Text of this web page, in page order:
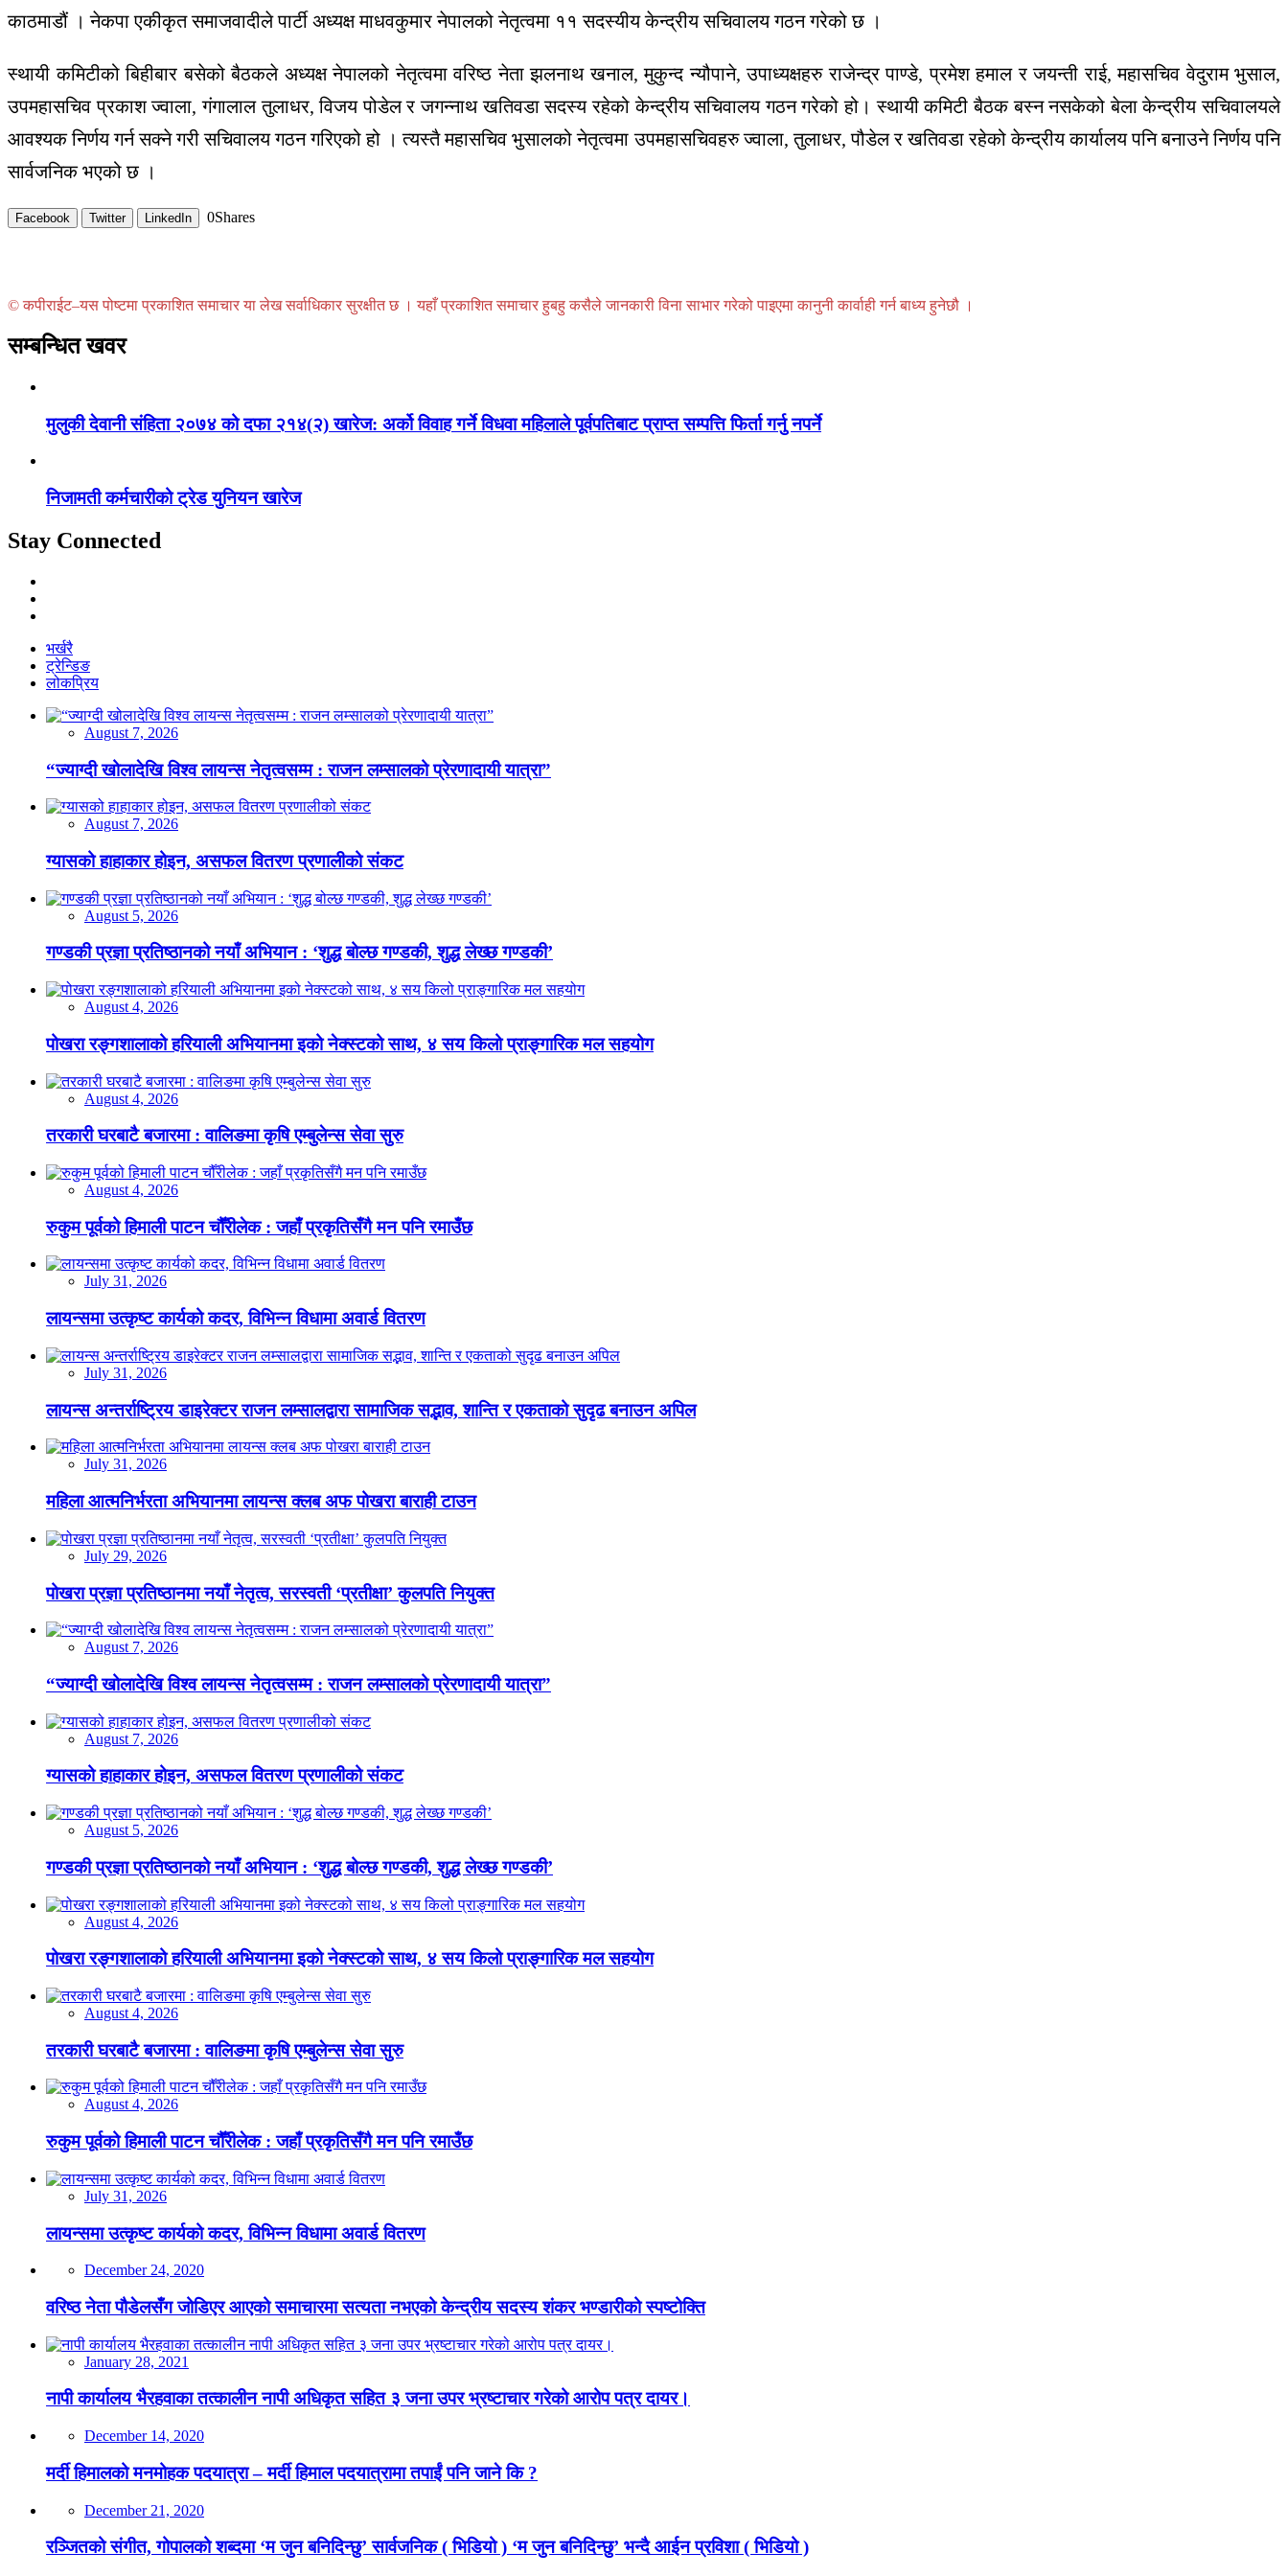
काठमाडौं । नेकपा एकीकृत समाजवादीले पार्टी अध्यक्ष माधवकुमार नेपालको नेतृत्वमा ११ सदस्यीय केन्द्रीय सचिवालय गठन गरेको छ ।
स्थायी कमिटीको बिहीबार बसेको बैठकले अध्यक्ष नेपालको नेतृत्वमा वरिष्ठ नेता झलनाथ खनाल, मुकुन्द न्यौपाने, उपाध्यक्षहरु राजेन्द्र पाण्डे, प्रमेश हमाल र जयन्ती राई, महासचिव वेदुराम भुसाल,
उपमहासचिव प्रकाश ज्वाला, गंगालाल तुलाधर, विजय पोडेल र जगन्नाथ खतिवडा सदस्य रहेको केन्द्रीय सचिवालय गठन गरेको हो। स्थायी कमिटी बैठक बस्न नसकेको बेला केन्द्रीय सचिवालयले
आवश्यक निर्णय गर्न सक्ने गरी सचिवालय गठन गरिएको हो । त्यस्तै महासचिव भुसालको नेतृत्वमा उपमहासचिवहरु ज्वाला, तुलाधर, पौडेल र खतिवडा रहेको केन्द्रीय कार्यालय पनि बनाउने निर्णय पनि
सार्वजनिक भएको छ ।
Facebook Twitter LinkedIn 0Shares
© कपीराईट–यस पोष्टमा प्रकाशित समाचार या लेख सर्वाधिकार सुरक्षीत छ । यहाँ प्रकाशित समाचार हुबहु कसैले जानकारी विना साभार गरेको पाइएमा कानुनी कार्वाही गर्न बाध्य हुनेछौ ।
सम्बन्धित खवर
मुलुकी देवानी संहिता २०७४ को दफा २१४(२) खारेज: अर्को विवाह गर्ने विधवा महिलाले पूर्वपतिबाट प्राप्त सम्पत्ति फिर्ता गर्नु नपर्ने
निजामती कर्मचारीको ट्रेड युनियन खारेज
Stay Connected
भर्खरै
ट्रेन्डिङ
लोकप्रिय
August 7, 2026
“ज्याग्दी खोलादेखि विश्व लायन्स नेतृत्वसम्म : राजन लम्सालको प्रेरणादायी यात्रा”
August 7, 2026
ग्यासको हाहाकार होइन, असफल वितरण प्रणालीको संकट
August 5, 2026
गण्डकी प्रज्ञा प्रतिष्ठानको नयाँ अभियान : ‘शुद्ध बोल्छ गण्डकी, शुद्ध लेख्छ गण्डकी’
August 4, 2026
पोखरा रङ्गशालाको हरियाली अभियानमा इको नेक्स्टको साथ, ४ सय किलो प्राङ्गारिक मल सहयोग
August 4, 2026
तरकारी घरबाटै बजारमा : वालिङमा कृषि एम्बुलेन्स सेवा सुरु
August 4, 2026
रुकुम पूर्वको हिमाली पाटन चौँरीलेक : जहाँ प्रकृतिसँगै मन पनि रमाउँछ
July 31, 2026
लायन्समा उत्कृष्ट कार्यको कदर, विभिन्न विधामा अवार्ड वितरण
July 31, 2026
लायन्स अन्तर्राष्ट्रिय डाइरेक्टर राजन लम्सालद्वारा सामाजिक सद्भाव, शान्ति र एकताको सुदृढ बनाउन अपिल
July 31, 2026
महिला आत्मनिर्भरता अभियानमा लायन्स क्लब अफ पोखरा बाराही टाउन
July 29, 2026
पोखरा प्रज्ञा प्रतिष्ठानमा नयाँ नेतृत्व, सरस्वती ‘प्रतीक्षा’ कुलपति नियुक्त
August 7, 2026
“ज्याग्दी खोलादेखि विश्व लायन्स नेतृत्वसम्म : राजन लम्सालको प्रेरणादायी यात्रा”
August 7, 2026
ग्यासको हाहाकार होइन, असफल वितरण प्रणालीको संकट
August 5, 2026
गण्डकी प्रज्ञा प्रतिष्ठानको नयाँ अभियान : ‘शुद्ध बोल्छ गण्डकी, शुद्ध लेख्छ गण्डकी’
August 4, 2026
पोखरा रङ्गशालाको हरियाली अभियानमा इको नेक्स्टको साथ, ४ सय किलो प्राङ्गारिक मल सहयोग
August 4, 2026
तरकारी घरबाटै बजारमा : वालिङमा कृषि एम्बुलेन्स सेवा सुरु
August 4, 2026
रुकुम पूर्वको हिमाली पाटन चौँरीलेक : जहाँ प्रकृतिसँगै मन पनि रमाउँछ
July 31, 2026
लायन्समा उत्कृष्ट कार्यको कदर, विभिन्न विधामा अवार्ड वितरण
December 24, 2020
वरिष्ठ नेता पौडेलसँग जोडिएर आएको समाचारमा सत्यता नभएको केन्द्रीय सदस्य शंकर भण्डारीको स्पष्टोक्ति
January 28, 2021
नापी कार्यालय भैरहवाका तत्कालीन नापी अधिकृत सहित ३ जना उपर भ्रष्टाचार गरेको आरोप पत्र दायर।
December 14, 2020
मर्दी हिमालको मनमोहक पदयात्रा – मर्दी हिमाल पदयात्रामा तपाईं पनि जाने कि ?
December 21, 2020
रञ्जितको संगीत, गोपालको शब्दमा ‘म जुन बनिदिन्छु’ सार्वजनिक ( भिडियो ) ‘म जुन बनिदिन्छु’ भन्दै आईन प्रविशा ( भिडियो )